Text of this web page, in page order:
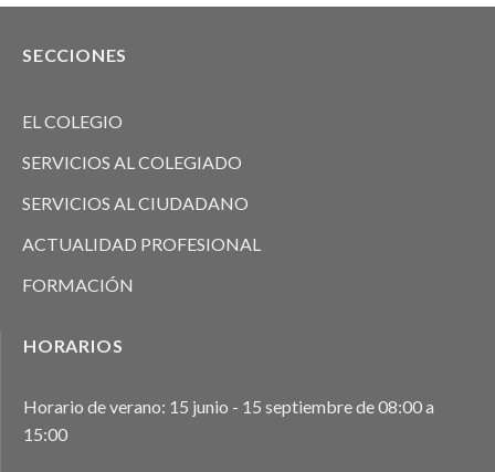
SECCIONES
EL COLEGIO
SERVICIOS AL COLEGIADO
SERVICIOS AL CIUDADANO
ACTUALIDAD PROFESIONAL
FORMACIÓN
HORARIOS
Horario de verano: 15 junio - 15 septiembre de 08:00 a
15:00